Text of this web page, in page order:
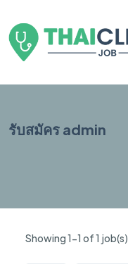
รับสมัคร admin
Showing 1-1 of 1 job(s)